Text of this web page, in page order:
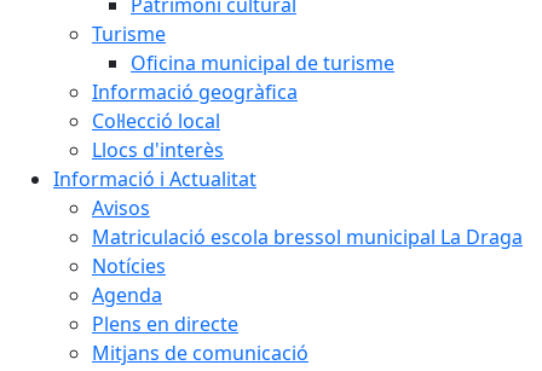
Turisme
Oficina municipal de turisme
Informació geogràfica
Col·lecció local
Llocs d'interès
Informació i Actualitat
Avisos
Matriculació escola bressol municipal La Draga
Notícies
Agenda
Plens en directe
Mitjans de comunicació